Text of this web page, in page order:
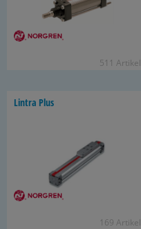
511 Ar­ti­kel
Lin­tra Plus
169 Ar­ti­kel